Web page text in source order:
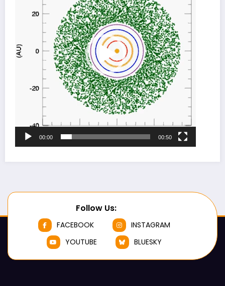
00:00 00:50
Follow Us:
FACEBOOK
INSTAGRAM
YOUTUBE
BLUESKY